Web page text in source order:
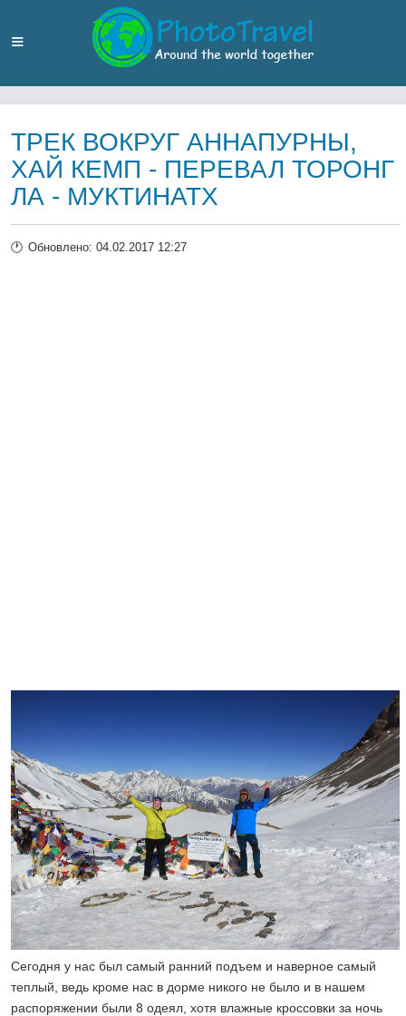
ТРЕК ВОКРУГ АННАПУРНЫ,
ХАЙ КЕМП - ПЕРЕВАЛ ТОРОНГ
ЛА - МУКТИНАТХ
Обновлено: 04.02.2017 12:27
Сегодня у нас был самый ранний подъем и наверное самый
теплый, ведь кроме нас в дорме никого не было и в нашем
распоряжении были 8 одеял, хотя влажные кроссовки за ночь